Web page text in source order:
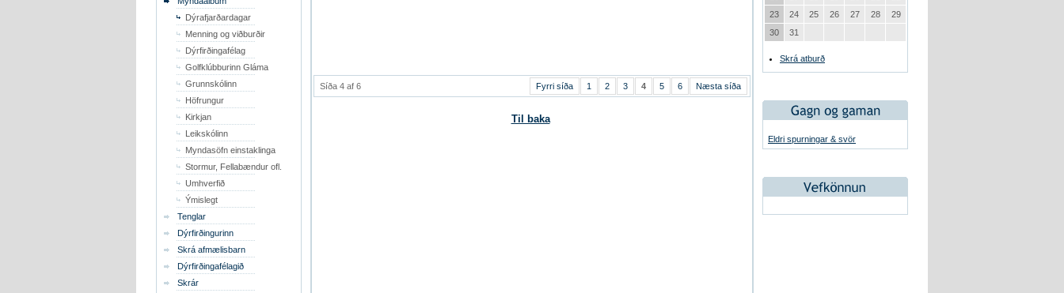
Dýrafjarðardagar
Menning og viðburðir
Dýrfirðingafélag
Golfklúbburinn Gláma
Grunnskólinn
Höfrungur
Kirkjan
Leikskólinn
Myndasöfn einstaklinga
Stormur, Fellabændur ofl.
Umhverfið
Ýmislegt
Tenglar
Dýrfirðingurinn
Skrá afmælisbarn
Dýrfirðingafélagið
Skrár
Fyrri síða 1 2 3 4 5 6 Næsta síða
Síða 4 af 6
Til baka
23
24 25 26 27 28
29
30
31
Skrá atburð
Eldri spurningar & svör